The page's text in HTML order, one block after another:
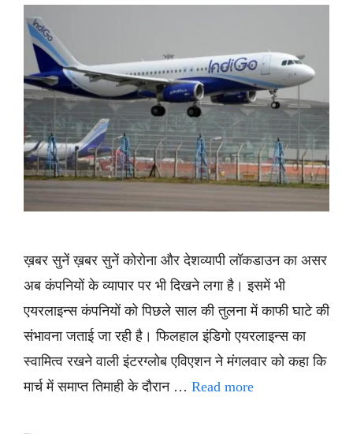
ख़बर सुनें ख़बर सुनें कोरोना और देशव्यापी लॉकडाउन का असर
अब कंपनियों के व्यापार पर भी दिखने लगा है। इसमें भी
एयरलाइन्स कंपनियों को पिछले साल की तुलना में काफी घाटे की
संभावना जताई जा रही है। फिलहाल इंडिगो एयरलाइन्स का
स्वामित्व रखने वाली इंटरग्लोब एविएशन ने मंगलवार को कहा कि
मार्च में समाप्त तिमाही के दौरान … Read more